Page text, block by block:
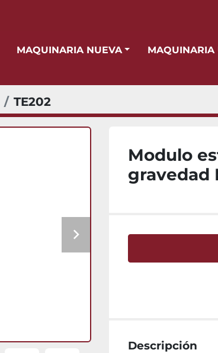
MAQUINARIA NUEVA
TE202
Modulo
gravedad
Descripción